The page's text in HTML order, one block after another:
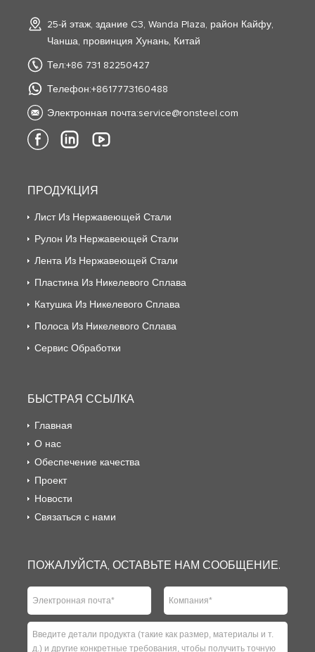
25-й этаж, здание C3, Wanda Plaza, район Кайфу,
Чанша, провинция Хунань, Китай
Тел:+86 731 82250427
Телефон:+8617773160488
Электронная почта:service@ronsteel.com
ПРОДУКЦИЯ
Лист Из Нержавеющей Стали
Рулон Из Нержавеющей Стали
Лента Из Нержавеющей Стали
Пластина Из Никелевого Сплава
Катушка Из Никелевого Сплава
Полоса Из Никелевого Сплава
Сервис Обработки
БЫСТРАЯ ССЫЛКА
Главная
О нас
Обеспечение качества
Проект
Новости
Связаться с нами
ПОЖАЛУЙСТА, ОСТАВЬТЕ НАМ СООБЩЕНИЕ.